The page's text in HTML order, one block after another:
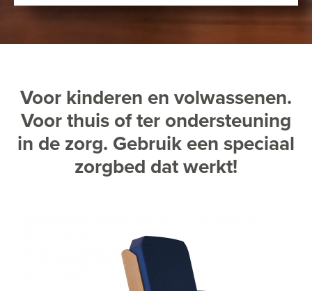
Voor kinderen en volwassenen.
Voor thuis of ter ondersteuning
in de zorg. Gebruik een speciaal
zorgbed dat werkt!